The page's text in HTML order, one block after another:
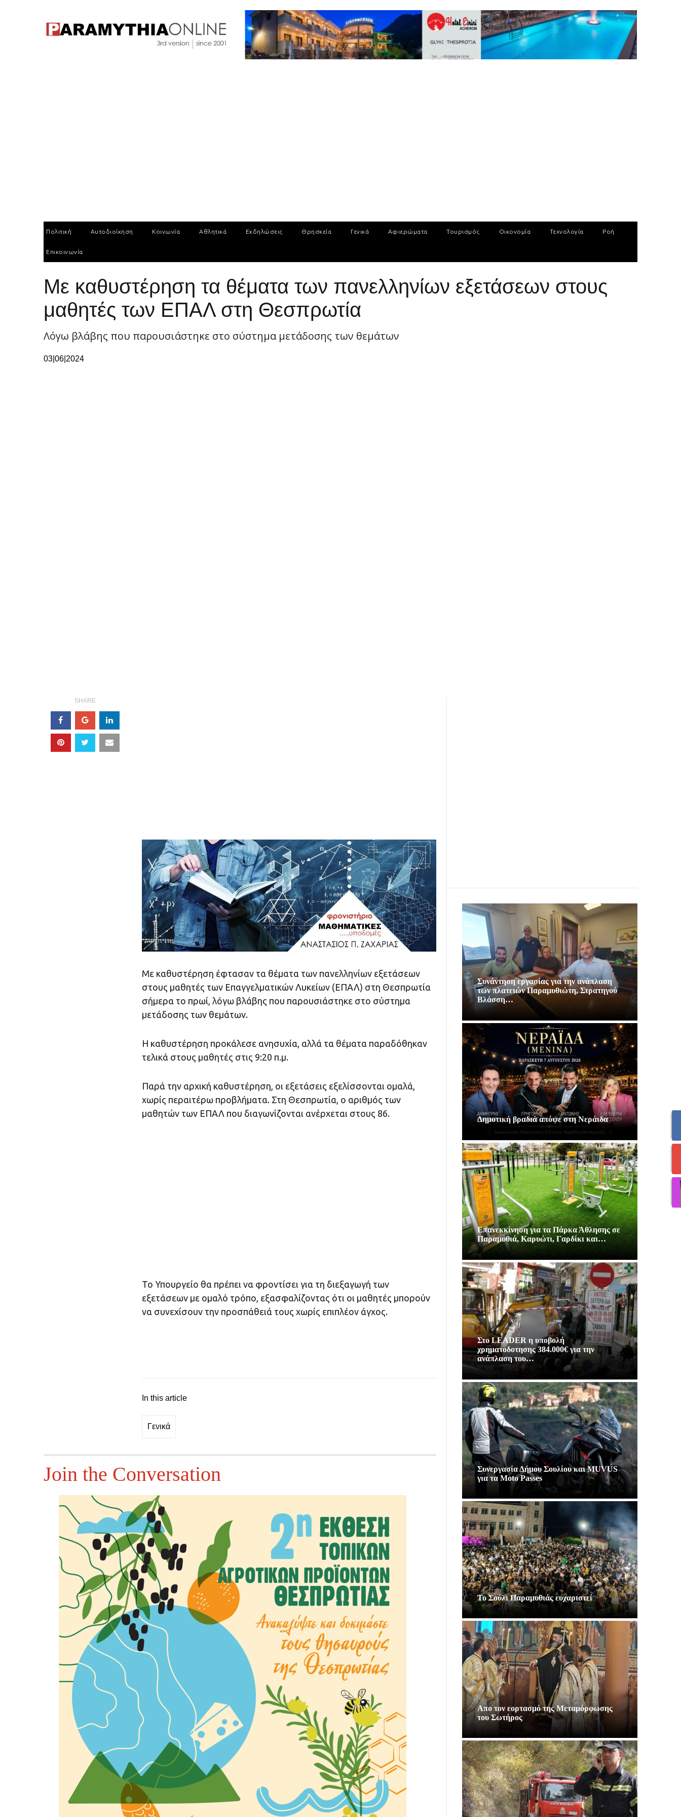
Πολιτική Αυτοδιοίκηση Κοινωνία Αθλητικά Εκδηλώσεις Θρησκεία Γενικά Αφιερώματα Τουρισμός Οικονομία Τεχνολογία Ροή
Επικοινωνία
Με καθυστέρηση τα θέματα των πανελληνίων εξετάσεων στους
μαθητές των ΕΠΑΛ στη Θεσπρωτία
Λόγω βλάβης που παρουσιάστηκε στο σύστημα μετάδοσης των θεμάτων
03|06|2024
SHARE
Με καθυστέρηση έφτασαν τα θέματα των πανελληνίων εξετάσεων
στους μαθητές των Επαγγελματικών Λυκείων (ΕΠΑΛ) στη Θεσπρωτία
σήμερα το πρωί, λόγω βλάβης που παρουσιάστηκε στο σύστημα
μετάδοσης των θεμάτων.
Η καθυστέρηση προκάλεσε ανησυχία, αλλά τα θέματα παραδόθηκαν
τελικά στους μαθητές στις 9:20 π.μ.
Παρά την αρχική καθυστέρηση, οι εξετάσεις εξελίσσονται ομαλά,
χωρίς περαιτέρω προβλήματα. Στη Θεσπρωτία, ο αριθμός των
μαθητών των ΕΠΑΛ που διαγωνίζονται ανέρχεται στους 86.
Το Υπουργείο θα πρέπει να φροντίσει για τη διεξαγωγή των
εξετάσεων με ομαλό τρόπο, εξασφαλίζοντας ότι οι μαθητές μπορούν
να συνεχίσουν την προσπάθειά τους χωρίς επιπλέον άγχος.
In this article
Γενικά
Join the Conversation
Συνάντηση εργασίας για την ανάπλαση
των πλατειών Παραμυθιώτη, Στρατηγού
Βλάσση…
Δημοτική βραδιά απόψε στη Νεράιδα
Επανεκκίνηση για τα Πάρκα Άθλησης σε
Παραμυθιά, Καρυώτι, Γαρδίκι και…
Στο LEADER η υποβολή
χρηματοδοτησης 384.000€ για την
ανάπλαση του…
Συνεργασία Δήμου Σουλίου και MUVUS
για τα Moto Passes
Το Σούλι Παραμυθιάς ευχαριστεί
Απο τον εορτασμό της Μεταμόρφωσης
του Σωτήρος